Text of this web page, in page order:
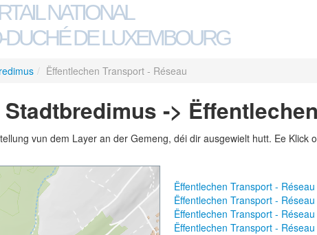
NATIONAL
DUCHÉ DE LUXEMBOURG
/ Ëffentlechen Transport - Réseau
->
vun dem Layer an der Gemeng, déi dir ausgewielt hutt. Ee
Ëffentlechen Transport -
Ëffentlechen Transport -
Ëffentlechen Transport -
Ëffentlechen Transport -